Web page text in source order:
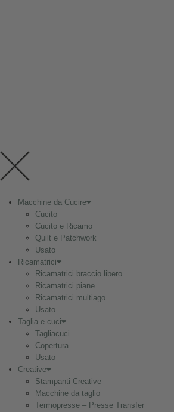
Macchine da Cucire
Cucito
Cucito e Ricamo
Quilt e Patchwork
Usato
Ricamatrici
Ricamatrici braccio libero
Ricamatrici piane
Ricamatrici multiago
Usato
Taglia e cuci
Tagliacuci
Copertura
Usato
Creative
Stampanti Creative
Macchine da taglio
Termopresse – Presse Transfer